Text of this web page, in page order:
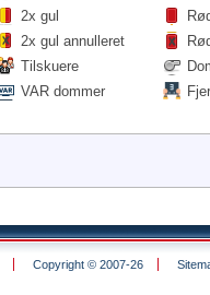
2x gul
2x gul annulleret
Tilskuere
VAR dommer
Copyright © 2007-26